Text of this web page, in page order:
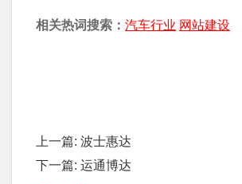
相关热词搜索： 汽车行业 网站建设
上一篇: 波士惠达
下一篇: 运通博达